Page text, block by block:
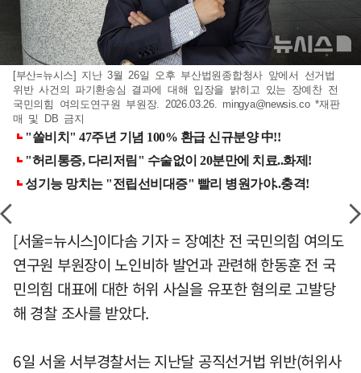
[부산=뉴시스] 지난 3월 26일 오후 부산법원종합청사 앞에서 선거법
위반 사건의 파기환송심 결과에 대해 입장을 밝히고 있는 장예찬 전
국민의힘 여의도연구원 부원장. 2026.03.26. mingya@newsis.co*재판
매 및 DB 금지
[서울=뉴시스]이다솜 기자 = 장예찬 전 국민의힘 여의도
연구원 부원장이 노인비하 발언과 관련해 한동훈 전 국
민의힘 대표에 대한 허위 사실을 유포한 혐의로 고발당
해 경찰 조사를 받았다.
6일 서울 서부경찰서는 지난달 공직선거법 위반(허위사